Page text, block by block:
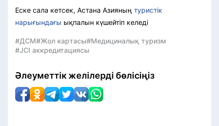
Еске сала кетсек, Астана Азияның туристік
нарығындағы ықпалын күшейтіп келеді
#ДСМ#Жол картасы#Медициналық туризм
#JCI аккредитациясы
Әлеуметтік желілерді бөлісіңіз